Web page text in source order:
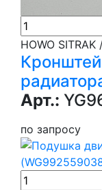
HOWO
Арт.:
по запросу